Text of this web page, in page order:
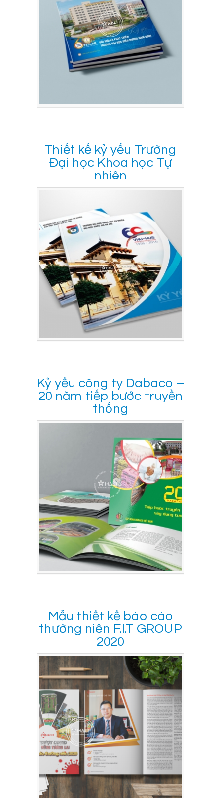
Thiết kế kỷ yếu Trường
Đại học Khoa học Tự
nhiên
Kỷ yếu công ty Dabaco –
20 năm tiếp bước truyền
thống
Mẫu thiết kế báo cáo
thường niên F.I.T GROUP
2020